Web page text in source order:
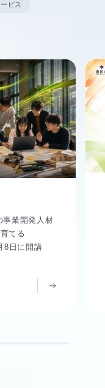
ビス
事業開発人材
てる
8日に開講